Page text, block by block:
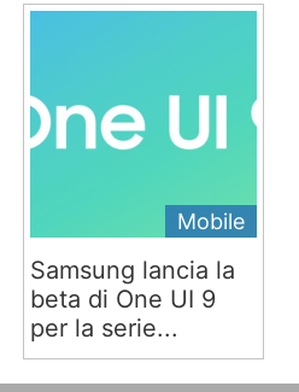
Mobile
Samsung lancia la
beta di One UI 9
per la serie...